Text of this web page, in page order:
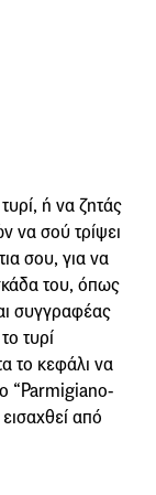
ή να ζητάς
να σού τρίψει
σου, για να
του, όπως
συγγραφέας
τυρί
το κεφάλι να
“Parmigiano-
από